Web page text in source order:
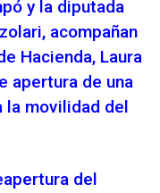
y la diputada
acompañan
Hacienda, Laura
apertura de una
la movilidad del
del